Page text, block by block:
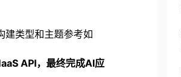
建类型和主题参考如
API，最终完成AI应